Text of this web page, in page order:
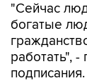
"Сейчас
богатые
работать",
подписания.